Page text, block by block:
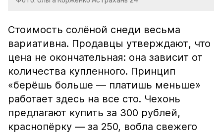
Стоимость солёной снеди весьма
вариативна. Продавцы утверждают, что
цена не окончательная: она зависит от
количества купленного. Принцип
«берёшь больше — платишь меньше»
работает здесь на все сто. Чехонь
предлагают купить за 300 рублей,
краснопёрку — за 250, вобла свежего